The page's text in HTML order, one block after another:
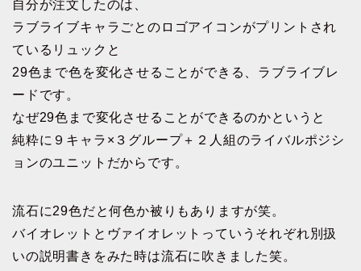
自分が注文したのは、
ラブライブキャラごとのロゴアイコンがプリントされ
ているリュックと
29色まで色を変化させることができる、ラブライブレ
ードです。
なぜ29色まで変化させることができるのかというと
純粋に９キャラ×３グループ＋２人組のライバルポジシ
ョンのユニットだからです。
流石に29色だと何色か被りもありますが笑。
バイオレットとヴァイオレットっていうそれぞれ別扱
いの説明書きをみた時は流石に吹きました笑。